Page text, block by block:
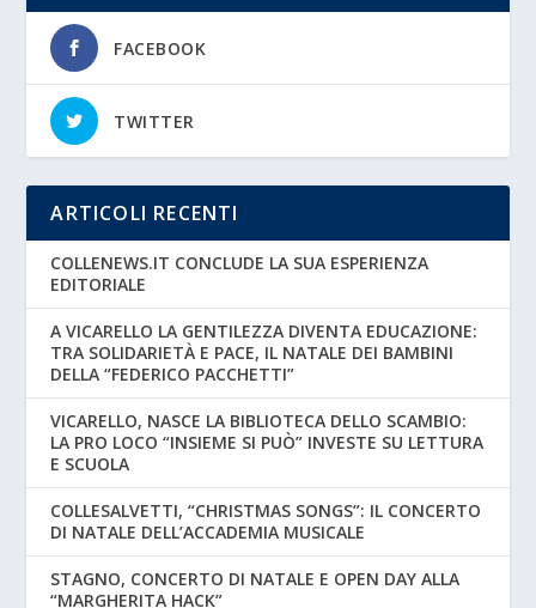
FACEBOOK
TWITTER
ARTICOLI RECENTI
COLLENEWS.IT CONCLUDE LA SUA ESPERIENZA
EDITORIALE
A VICARELLO LA GENTILEZZA DIVENTA EDUCAZIONE:
TRA SOLIDARIETÀ E PACE, IL NATALE DEI BAMBINI
DELLA “FEDERICO PACCHETTI”
VICARELLO, NASCE LA BIBLIOTECA DELLO SCAMBIO:
LA PRO LOCO “INSIEME SI PUÒ” INVESTE SU LETTURA
E SCUOLA
COLLESALVETTI, “CHRISTMAS SONGS”: IL CONCERTO
DI NATALE DELL’ACCADEMIA MUSICALE
STAGNO, CONCERTO DI NATALE E OPEN DAY ALLA
“MARGHERITA HACK”